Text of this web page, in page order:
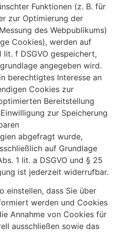
Funktionen (z. B. für
zur Optimierung der
des Webpublikums)
Cookies), werden auf
f DSGVO gespeichert,
angegeben wird.
berechtigtes Interesse an
Cookies zur
Bereitstellung
zur Speicherung
abgefragt wurde,
auf Grundlage
1 lit. a DSGVO und § 25
ist jederzeit widerrufbar.
einstellen, dass Sie über
werden und Cookies
Annahme von Cookies für
ausschließen sowie das